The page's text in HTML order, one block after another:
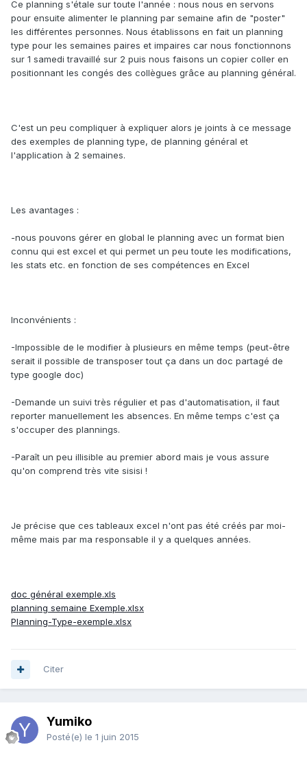
Ce planning s'étale sur toute l'année : nous nous en servons
pour ensuite alimenter le planning par semaine afin de "poster"
les différentes personnes. Nous établissons en fait un planning
type pour les semaines paires et impaires car nous fonctionnons
sur 1 samedi travaillé sur 2 puis nous faisons un copier coller en
positionnant les congés des collègues grâce au planning général.
C'est un peu compliquer à expliquer alors je joints à ce message
des exemples de planning type, de planning général et
l'application à 2 semaines.
Les avantages :
-nous pouvons gérer en global le planning avec un format bien
connu qui est excel et qui permet un peu toute les modifications,
les stats etc. en fonction de ses compétences en Excel
Inconvénients :
-Impossible de le modifier à plusieurs en même temps (peut-être
serait il possible de transposer tout ça dans un doc partagé de
type google doc)
-Demande un suivi très régulier et pas d'automatisation, il faut
reporter manuellement les absences. En même temps c'est ça
s'occuper des plannings.
-Paraît un peu illisible au premier abord mais je vous assure
qu'on comprend très vite sisisi !
Je précise que ces tableaux excel n'ont pas été créés par moi-
même mais par ma responsable il y a quelques années.
doc général exemple.xls
planning semaine Exemple.xlsx
Planning-Type-exemple.xlsx
Citer
Yumiko
Posté(e) le 1 juin 2015